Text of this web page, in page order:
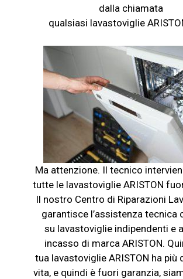
dalla chiamata
qualsiasi lavastoviglie
Ma attenzione. Il tecnico
tutte le lavastoviglie ARISTON
Il nostro Centro di Riparazioni
garantisce l’assistenza tecnica
su lavastoviglie indipendenti e
incasso di marca ARISTON.
tua lavastoviglie ARISTON ha più
vita, e quindi è fuori garanzia,